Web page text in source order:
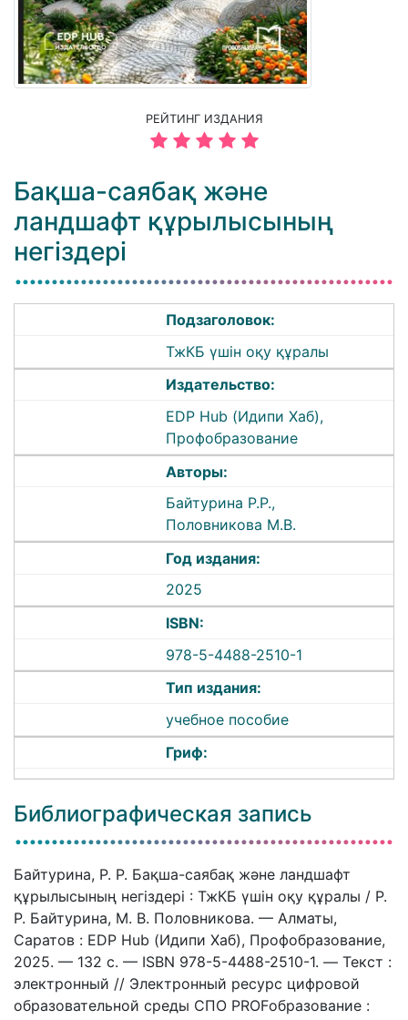
РЕЙТИНГ ИЗДАНИЯ
Бақша-саябақ және
ландшафт құрылысының
негіздері
Подзаголовок:
ТжКБ үшін оқу құралы
Издательство:
EDP Hub (Идипи Хаб),
Профобразование
Авторы:
Байтурина Р.Р.,
Половникова М.В.
Год издания:
2025
ISBN:
978-5-4488-2510-1
Тип издания:
учебное пособие
Гриф:
Библиографическая запись
Байтурина, Р. Р. Бақша-саябақ және ландшафт
құрылысының негіздері : ТжКБ үшін оқу құралы / Р.
Р. Байтурина, М. В. Половникова. — Алматы,
Саратов : EDP Hub (Идипи Хаб), Профобразование,
2025. — 132 c. — ISBN 978-5-4488-2510-1. — Текст :
электронный // Электронный ресурс цифровой
образовательной среды СПО PROFобразование :